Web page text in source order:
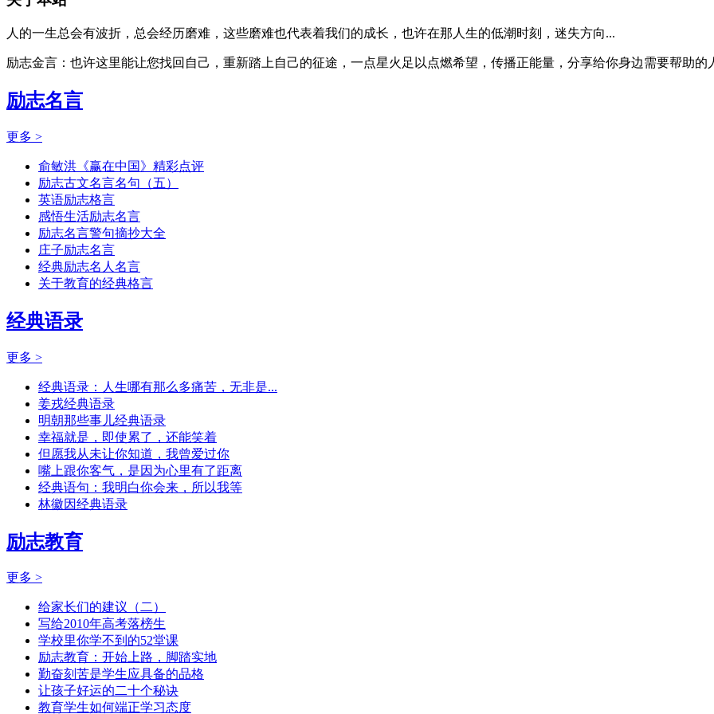
人的一生总会有波折，总会经历磨难，这些磨难也代表着我们的成长，也许在那人生的低潮时刻，迷失方向...
励志金言：也许这里能让您找回自己，重新踏上自己的征途，一点星火足以点燃希望，传播正能量，分享给你身边需要帮助的
励志名言
更多 >
俞敏洪《赢在中国》精彩点评
励志古文名言名句（五）
英语励志格言
感悟生活励志名言
励志名言警句摘抄大全
庄子励志名言
经典励志名人名言
关于教育的经典格言
经典语录
更多 >
经典语录：人生哪有那么多痛苦，无非是...
姜戎经典语录
明朝那些事儿经典语录
幸福就是，即使累了，还能笑着
但愿我从未让你知道，我曾爱过你
嘴上跟你客气，是因为心里有了距离
经典语句：我明白你会来，所以我等
林徽因经典语录
励志教育
更多 >
给家长们的建议（二）
写给2010年高考落榜生
学校里你学不到的52堂课
励志教育：开始上路，脚踏实地
勤奋刻苦是学生应具备的品格
让孩子好运的二十个秘诀
教育学生如何端正学习态度